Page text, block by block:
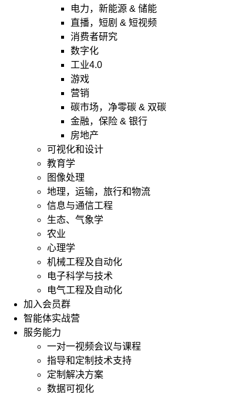
电力，新能源 & 储能
直播，短剧 & 短视频
消费者研究
数字化
工业4.0
游戏
营销
碳市场，净零碳 & 双碳
金融，保险 & 银行
房地产
可视化和设计
教育学
图像处理
地理，运输，旅行和物流
信息与通信工程
生态、气象学
农业
心理学
机械工程及自动化
电子科学与技术
电气工程及自动化
加入会员群
智能体实战营
服务能力
一对一视频会议与课程
指导和定制技术支持
定制解决方案
数据可视化